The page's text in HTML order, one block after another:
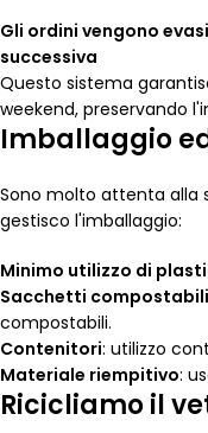
Gli ordini vengono
successiva
Questo sistema
weekend, preservando
Imballaggio
Sono molto attenta alla
gestisco l'imballaggio:
Minimo utilizzo di
Sacchetti compostabili
compostabili.
Contenitori: utilizzo
Materiale riempitivo:
Ricicliamo il